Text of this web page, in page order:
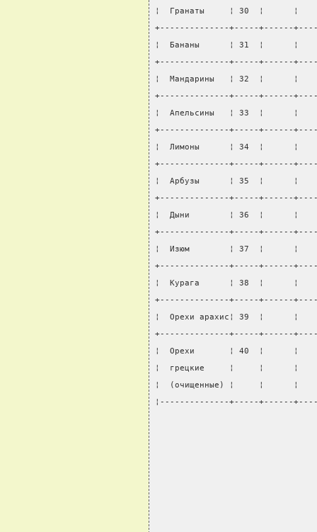
¦  Гранаты     ¦ 30  ¦
+--------------+-----+------
¦  Бананы      ¦ 31  ¦
+--------------+-----+------
¦  Мандарины   ¦ 32  ¦
+--------------+-----+------
¦  Апельсины   ¦ 33  ¦
+--------------+-----+------
¦  Лимоны      ¦ 34  ¦
+--------------+-----+------
¦  Арбузы      ¦ 35  ¦
+--------------+-----+------
¦  Дыни        ¦ 36  ¦
+--------------+-----+------
¦  Изюм        ¦ 37  ¦
+--------------+-----+------
¦  Курага      ¦ 38  ¦
+--------------+-----+------
¦  Орехи арахис¦ 39  ¦
+--------------+-----+------
¦  Орехи       ¦ 40  ¦
¦  грецкие     ¦     ¦
¦  (очищенные) ¦     ¦
¦--------------+-----+------